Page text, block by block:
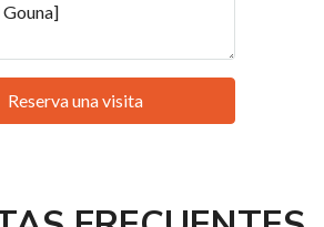
Reserva una visita